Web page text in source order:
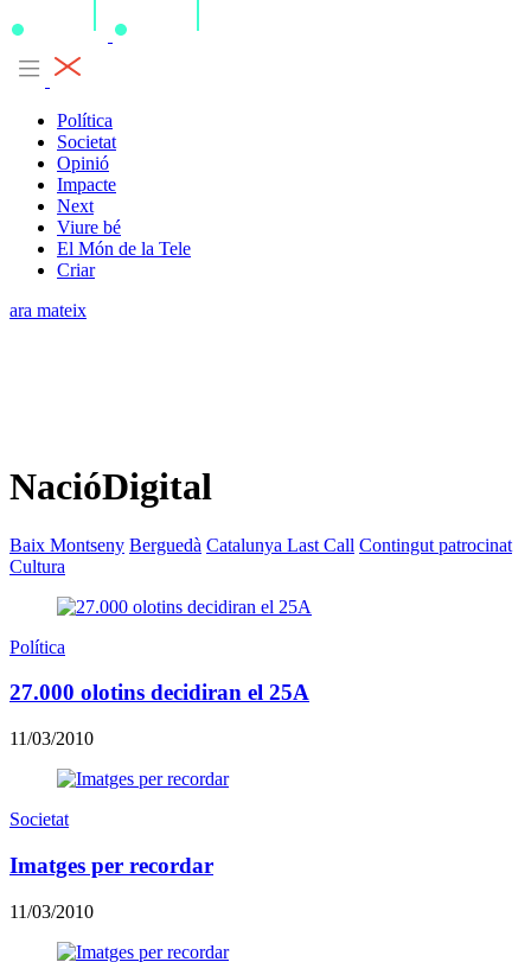
Política
Societat
Opinió
Impacte
Next
Viure bé
El Món de la Tele
Criar
ara mateix
NacióDigital
Baix Montseny Berguedà Catalunya Last Call Contingut patrocinat
Cultura
Política
27.000 olotins decidiran el 25A
11/03/2010
Societat
Imatges per recordar
11/03/2010